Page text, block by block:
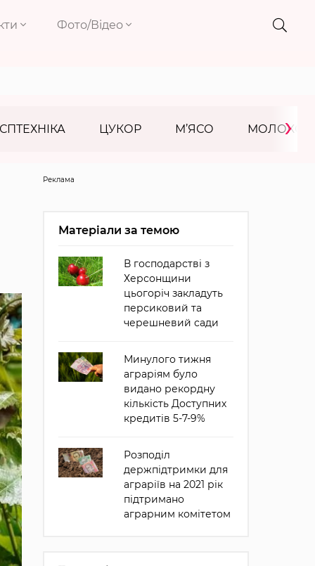
Фото/Відео
ЦУКОР М’ЯСО МОЛОКО
›
Реклама
Матеріали за темою
В господарстві з
Херсонщини
цьогоріч закладуть
персиковий та
черешневий сади
Минулого тижня
аграріям було
видано рекордну
кількість Доступних
кредитів 5-7-9%
Розподіл
держпідтримки для
аграріїв на 2021 рік
підтримано
аграрним комітетом